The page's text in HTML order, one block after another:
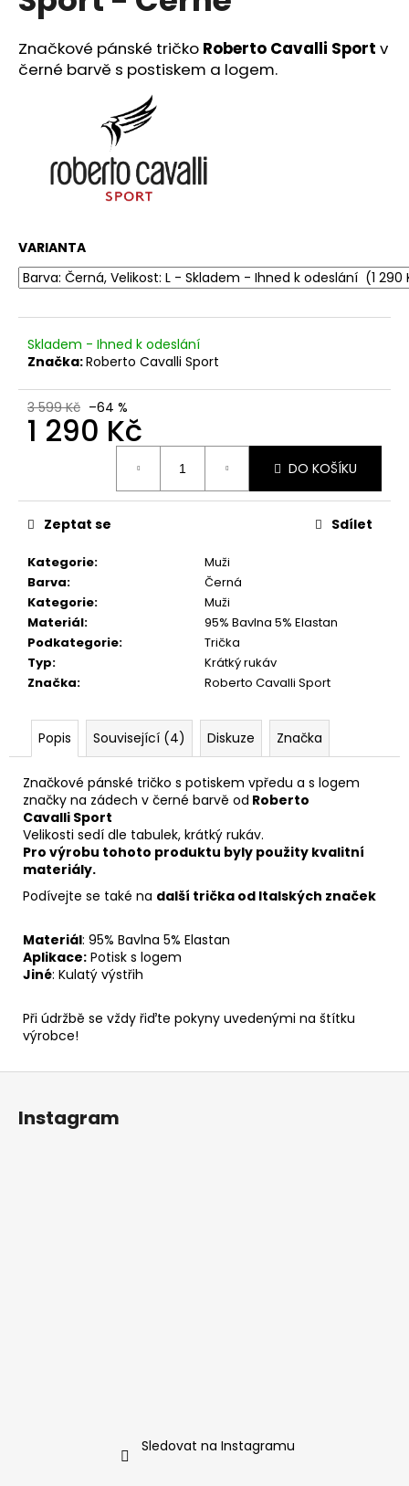
Značkové pánské tričko Roberto Cavalli Sport v
černé barvě s postiskem a logem.
VARIANTA
Skladem - Ihned k odeslání
Značka:Roberto Cavalli Sport
3 599 Kč –64 %
1 290 Kč
DO KOŠÍKU
Kategorie:
Muži
Barva:
Černá
Kategorie:
Muži
Materiál:
95% Bavlna 5% Elastan
Podkategorie:
Trička
Typ:
Krátký rukáv
Značka: Roberto Cavalli Sport
Zeptat se Sdílet
Popis Související (4) Diskuze Značka
Značkové pánské tričko s potiskem vpředu a s logem
značky na zádech v černé barvě od Roberto
Cavalli Sport
Velikosti sedí dle tabulek, krátký rukáv.
Pro výrobu tohoto produktu byly použity kvalitní
materiály.
Podívejte se také na další trička od Italských značek
Materiál: 95% Bavlna 5% Elastan
Aplikace: Potisk s logem
Jiné: Kulatý výstřih
Při údržbě se vždy řiďte pokyny uvedenými na štítku
výrobce!
j
e
m
PLETENÝ
PLÁŽOVÝ
KOŠÍK/KABELKA
ŽLUTÁ/HNĚDÁ/BÍLÁ
890
Kč
2
599
Kč
Instagram
Sledovat na Instagramu